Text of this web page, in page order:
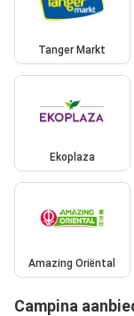
Tanger Markt
Ekoplaza
Amazing Oriëntal
Campina